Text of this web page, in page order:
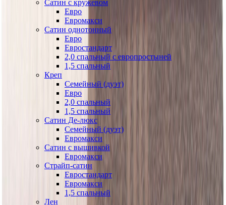
Сатин с кружевом
Евро
Евромакси
Сатин однотонный
Евро
Евростандарт
2,0 спальный с европростыней
1,5 спальный
Креп
Семейный (дуэт)
Евро
2,0 спальный
1,5 спальный
Сатин Де-люкс
Семейный (дуэт)
Евромакси
Сатин с вышивкой
Евромакси
Страйп-сатин
Евростандарт
Евромакси
1,5 спальный
Лен